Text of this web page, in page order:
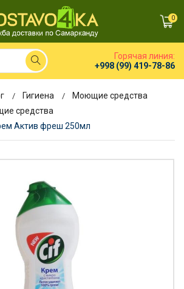
0
Горячая линия:
+998 (99) 419-78-86
Гигиена
Моющие средства
средства
Актив фреш 250мл